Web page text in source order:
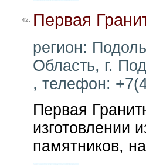
42. Первая
регион:
Область, г.
, телефон:
Первая
изготовлении
памятников,